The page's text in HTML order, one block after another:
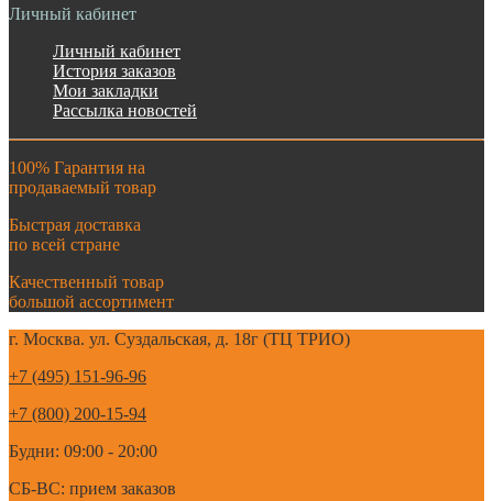
Личный кабинет
Личный кабинет
История заказов
Мои закладки
Рассылка новостей
100% Гарантия на
продаваемый товар
Быстрая доставка
по всей стране
Качественный товар
большой ассортимент
г. Москва. ул. Суздальская, д. 18г (ТЦ ТРИО)
+7 (495) 151-96-96
+7 (800) 200-15-94
Будни: 09:00 - 20:00
СБ-ВС: прием заказов